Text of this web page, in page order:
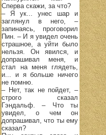
Сперва скажи, за что?
– Я ук... унес шар и
заглянул в него, –
запинаясь, проговорил
Пин. – И я увидел очень
страшное, а уйти было
нельзя. Он явился, и
допрашивал меня, и
стал на меня глядеть,
и... и я больше ничего
не помню.
– Нет, так не пойдет, –
строго сказал
Гэндальф. – Что ты
увидел, о чем он
допрашивал, что ты ему
сказал?